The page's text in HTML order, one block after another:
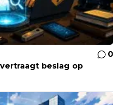
0
beslag op